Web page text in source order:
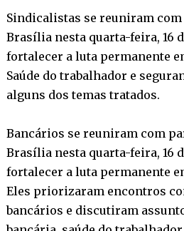
Sindicalistas se reuniram
Brasília nesta quarta-feira, 16
fortalecer a luta permanente
Saúde do trabalhador e
alguns dos temas tratados.
Bancários se reuniram com
Brasília nesta quarta-feira, 16
fortalecer a luta permanente
Eles priorizaram encontros
bancários e discutiram